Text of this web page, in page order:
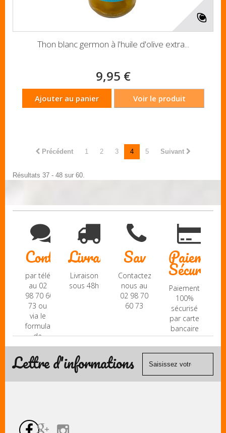
Thon blanc germon à l'huile d'olive extra...
9,95 €
Ajouter au panier Voir le produit
Précédent 1 2 3 4 5 Suivant
Résultats 37 - 48 sur 60.
Contact
par téléphone
au 02
98 70 60
73 ou
via le
formulaire
de
contact
Livraison
Livraison
sous 48h
Sav
Contactez-
nous au
02 98 70
60 73
Paiement
Sécurisé
Paiement
100%
sécurisé
par carte
bancaire
(Mastercard,
Visa, ...) et
Lettre d'informations